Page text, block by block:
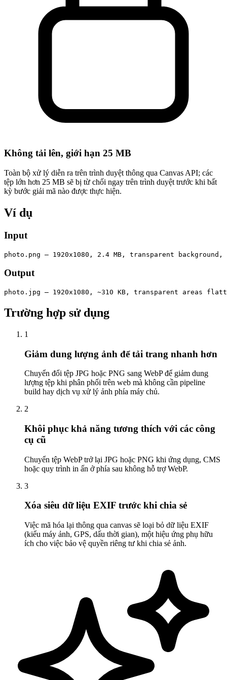
Không tải lên, giới hạn 25 MB
Toàn bộ xử lý diễn ra trên trình duyệt thông qua Canvas API; các
tệp lớn hơn 25 MB sẽ bị từ chối ngay trên trình duyệt trước khi bất
kỳ bước giải mã nào được thực hiện.
Ví dụ
Input
photo.png — 1920x1080, 2.4 MB, transparent
Output
photo.jpg — 1920x1080, ~310 KB, transparent areas
Trường hợp sử dụng
1
Giảm dung lượng ảnh để tải trang nhanh hơn
Chuyển đổi tệp JPG hoặc PNG sang WebP để giảm dung
lượng tệp khi phân phối trên web mà không cần pipeline
build hay dịch vụ xử lý ảnh phía máy chủ.
2
Khôi phục khả năng tương thích với các công
cụ cũ
Chuyển tệp WebP trở lại JPG hoặc PNG khi ứng dụng, CMS
hoặc quy trình in ấn ở phía sau không hỗ trợ WebP.
3
Xóa siêu dữ liệu EXIF trước khi chia sẻ
Việc mã hóa lại thông qua canvas sẽ loại bỏ dữ liệu EXIF
(kiểu máy ảnh, GPS, dấu thời gian), một hiệu ứng phụ hữu
ích cho việc bảo vệ quyền riêng tư khi chia sẻ ảnh.